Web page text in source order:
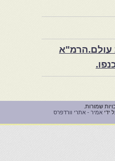
עולם.הרמ"א
ידי אמיר - אתרי וורדפרס